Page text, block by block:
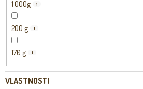
1 000g 1
200 g 1
170 g 1
VLASTNOSTI